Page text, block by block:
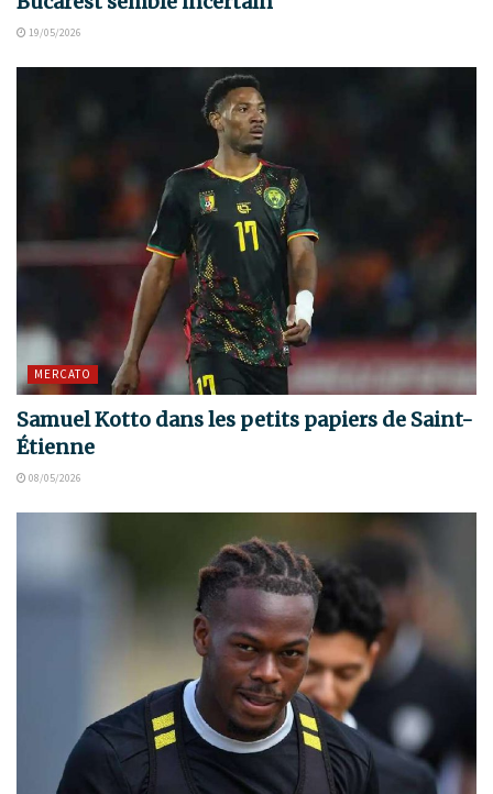
19/05/2026
MERCATO
Samuel Kotto dans les petits papiers de Saint-
Étienne
08/05/2026